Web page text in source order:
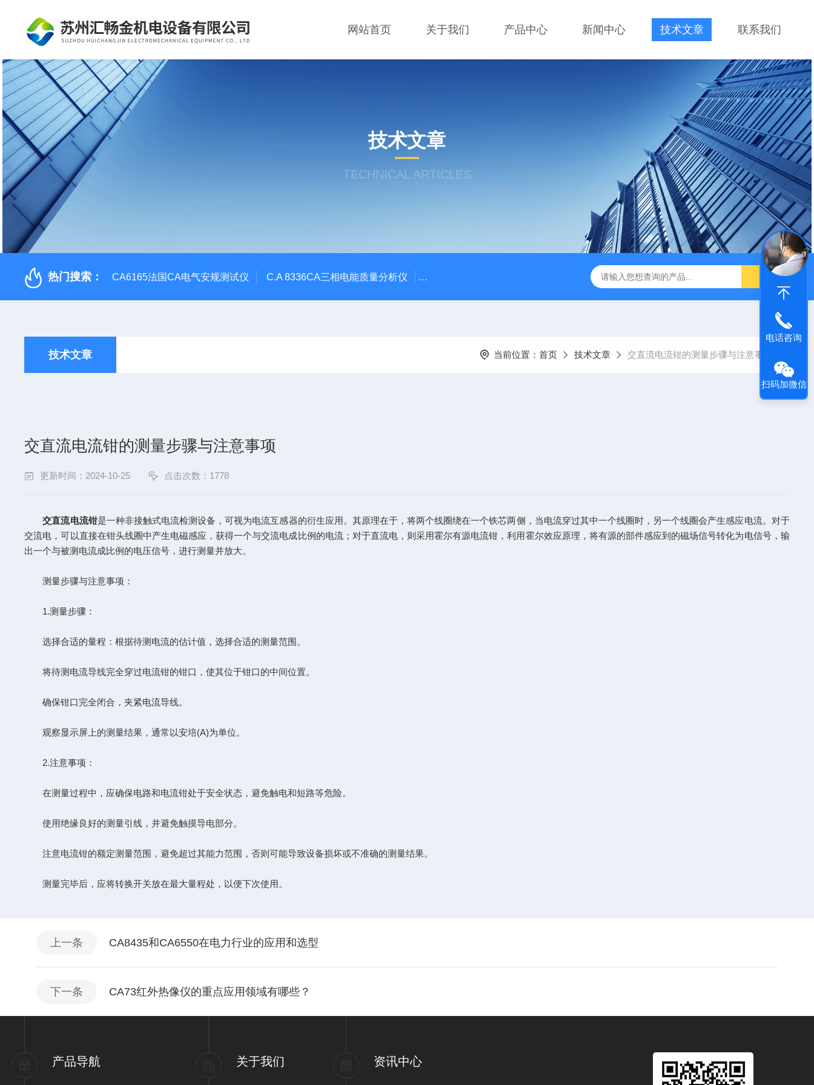
网站首页 关于我们 产品中心 新闻中心 技术文章 联系我们
技术文章
TECHNICAL ARTICLES
热门搜索： CA6165法国CA电气安规测试仪 C.A 8336CA三相电能质量分析仪 F607法国CA钳形表F607 C.A6292法国CA大电流微欧计 E27法国CA交直流电流钳
技术文章 当前位置： 首页 技术文章 交直流电流钳的测量步骤与注意事项
交直流电流钳的测量步骤与注意事项
更新时间：2024-10-25 点击次数：1778
交直流电流钳是一种非接触式电流检测设备，可视为电流互感器的衍生应用。其原理在于，将两个线圈绕在一个铁芯两侧，当电流穿过其中一个线圈时，另一个线圈会产生感应电流。对于
交流电，可以直接在钳头线圈中产生电磁感应，获得一个与交流电成比例的电流；对于直流电，则采用霍尔有源电流钳，利用霍尔效应原理，将有源的部件感应到的磁场信号转化为电信号，输
出一个与被测电流成比例的电压信号，进行测量并放大。
测量步骤与注意事项：
1.测量步骤：
选择合适的量程：根据待测电流的估计值，选择合适的测量范围。
将待测电流导线完全穿过电流钳的钳口，使其位于钳口的中间位置。
确保钳口完全闭合，夹紧电流导线。
观察显示屏上的测量结果，通常以安培(A)为单位。
2.注意事项：
在测量过程中，应确保电路和电流钳处于安全状态，避免触电和短路等危险。
使用绝缘良好的测量引线，并避免触摸导电部分。
注意电流钳的额定测量范围，避免超过其能力范围，否则可能导致设备损坏或不准确的测量结果。
测量完毕后，应将转换开关放在最大量程处，以便下次使用。
上一条 CA8435和CA6550在电力行业的应用和选型
下一条 CA73红外热像仪的重点应用领域有哪些？
产品导航 关于我们 资讯中心
电话咨询
扫码加微信